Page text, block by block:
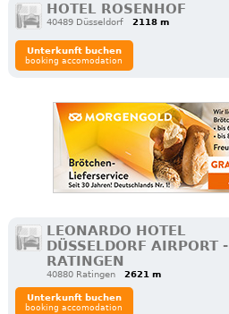
HOTEL ROSENHOF
40489 Düsseldorf 2118 m
Unterkunft buchen
booking accomodation
LEONARDO HOTEL
DÜSSELDORF AIRPORT -
RATINGEN
40880 Ratingen 2621 m
Unterkunft buchen
booking accomodation